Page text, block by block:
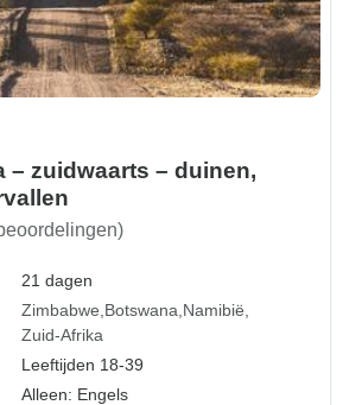
– zuidwaarts – duinen,
21 dagen
Zimbabwe Botswana Namibië
Zuid-Afrika
Leeftijden 18-39
Alleen: Engels